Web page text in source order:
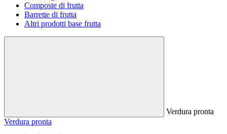
Composte di frutta
Barrette di frutta
Altri prodotti base frutta
Verdura pronta
Verdura pronta